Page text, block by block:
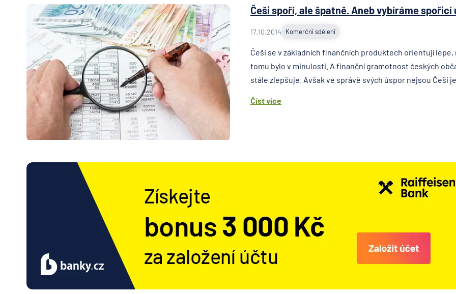
Češi spoří, ale špatně. Aneb vybíráme spořicí
17.10.2014 Komerční sdělení
Češi se v základních finančních produktech orientují lépe,
tomu bylo v minulosti. A finanční gramotnost českých
stále zlepšuje. Avšak ve správě svých úspor nejsou Češi
Číst více